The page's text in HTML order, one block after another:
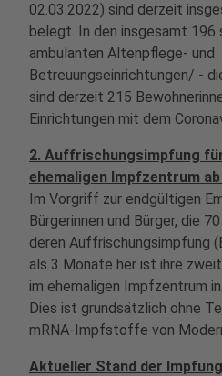
02.03.2022) sind derzeit
belegt. In den insgesamt 196
ambulanten Altenpflege- und
Betreuungseinrichtungen/ -
sind derzeit 215
Einrichtungen mit dem
2. Auffrischungsimpfung
ehemaligen Impfzentrum
Im Vorgriff zur endgültigen
Bürgerinnen und Bürger, die
deren Auffrischungsimpfung
als 3 Monate her ist ihre
im ehemaligen Impfzentrum
Dies ist grundsätzlich ohne
mRNA-Impfstoffe von
Aktueller Stand der